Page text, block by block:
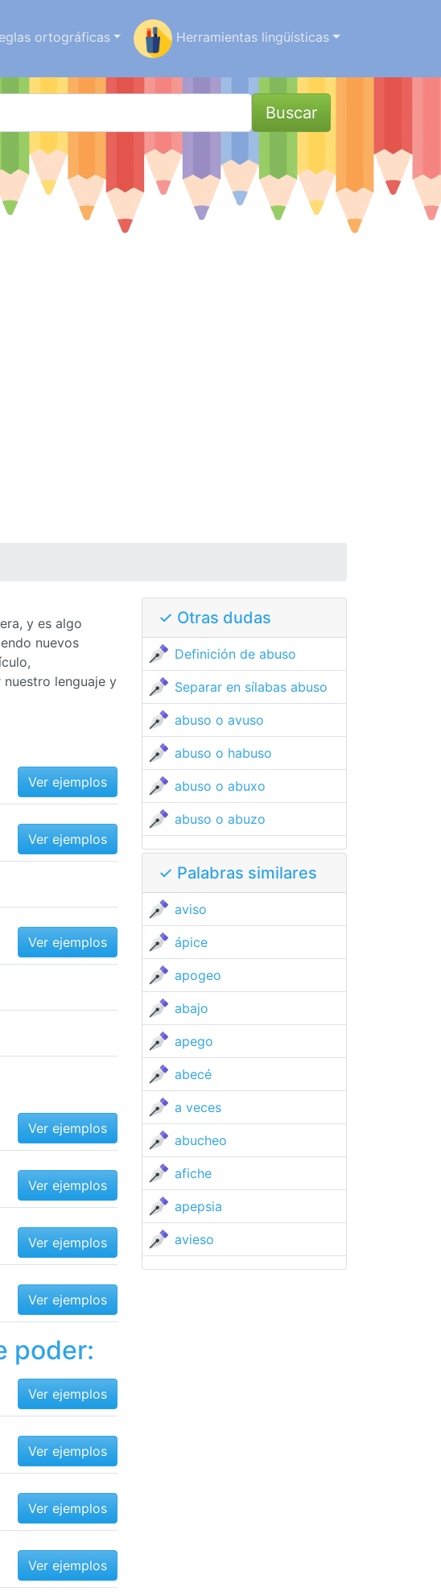
ortográficas Herramientas lingüísticas
Buscar
y es algo
nuevos
lenguaje y
Ver ejemplos
Ver ejemplos
Ver ejemplos
Ver ejemplos
Ver ejemplos
Ver ejemplos
Ver ejemplos
poder:
Ver ejemplos
Ver ejemplos
Ver ejemplos
Ver ejemplos
✓ Otras dudas
Definición de abuso
Separar en sílabas abuso
abuso o avuso
abuso o habuso
abuso o abuxo
abuso o abuzo
✓ Palabras similares
aviso
ápice
apogeo
abajo
apego
abecé
a veces
abucheo
afiche
apepsia
avieso